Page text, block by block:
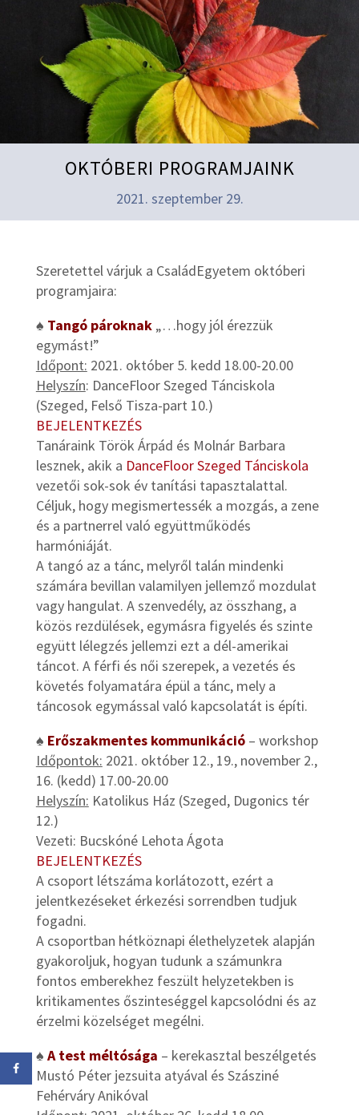
OKTÓBERI PROGRAMJAINK
2021. szeptember 29.
Szeretettel várjuk a CsaládEgyetem októberi
programjaira:
♠ Tangó pároknak „…hogy jól érezzük
egymást!”
Időpont: 2021. október 5. kedd 18.00-20.00
Helyszín: DanceFloor Szeged Tánciskola
(Szeged, Felső Tisza-part 10.)
BEJELENTKEZÉS
Tanáraink Török Árpád és Molnár Barbara
lesznek, akik a DanceFloor Szeged Tánciskola
vezetői sok-sok év tanítási tapasztalattal.
Céljuk, hogy megismertessék a mozgás, a zene
és a partnerrel való együttműködés
harmóniáját.
A tangó az a tánc, melyről talán mindenki
számára bevillan valamilyen jellemző mozdulat
vagy hangulat. A szenvedély, az összhang, a
közös rezdülések, egymásra figyelés és szinte
együtt lélegzés jellemzi ezt a dél-amerikai
táncot. A férfi és női szerepek, a vezetés és
követés folyamatára épül a tánc, mely a
táncosok egymással való kapcsolatát is építi.
♠ Erőszakmentes kommunikáció – workshop
Időpontok: 2021. október 12., 19., november 2.,
16. (kedd) 17.00-20.00
Helyszín: Katolikus Ház (Szeged, Dugonics tér
12.)
Vezeti: Bucskóné Lehota Ágota
BEJELENTKEZÉS
A csoport létszáma korlátozott, ezért a
jelentkezéseket érkezési sorrendben tudjuk
fogadni.
A csoportban hétköznapi élethelyzetek alapján
gyakoroljuk, hogyan tudunk a számunkra
fontos emberekhez feszült helyzetekben is
kritikamentes őszinteséggel kapcsolódni és az
érzelmi közelséget megélni.
♠ A test méltósága – kerekasztal beszélgetés
Mustó Péter jezsuita atyával és Szásziné
Fehérváry Anikóval